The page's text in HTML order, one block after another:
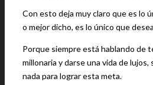
Con esto deja muy claro que es lo
o mejor dicho, es lo único que
Porque siempre está hablando de
millonaria y darse una vida de lujos,
nada para lograr esta meta.